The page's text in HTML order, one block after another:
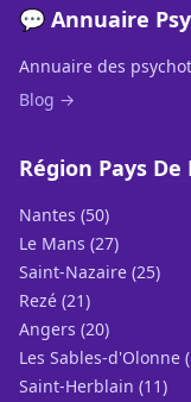
💬 Annuaire
Annuaire des
Blog →
Région Pays De
Nantes (50)
Le Mans (27)
Saint-Nazaire (25)
Rezé (21)
Angers (20)
Les Sables-d'Olonne
Saint-Herblain (11)